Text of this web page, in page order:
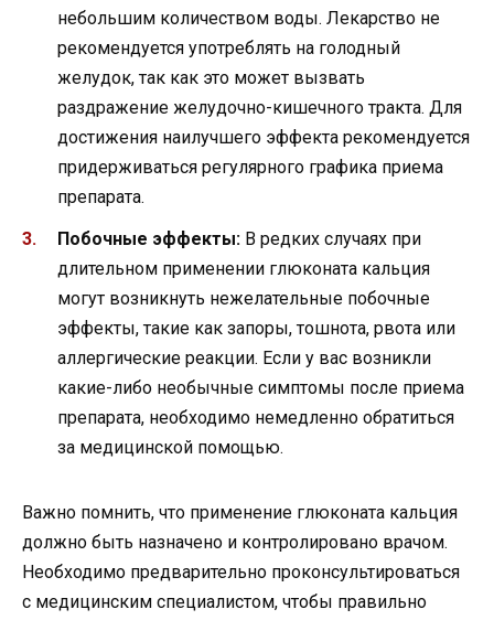
небольшим количеством воды. Лекарство не
рекомендуется употреблять на голодный
желудок, так как это может вызвать
раздражение желудочно-кишечного тракта. Для
достижения наилучшего эффекта рекомендуется
придерживаться регулярного графика приема
препарата.
Побочные эффекты: В редких случаях при
длительном применении глюконата кальция
могут возникнуть нежелательные побочные
эффекты, такие как запоры, тошнота, рвота или
аллергические реакции. Если у вас возникли
какие-либо необычные симптомы после приема
препарата, необходимо немедленно обратиться
за медицинской помощью.
Важно помнить, что применение глюконата кальция
должно быть назначено и контролировано врачом.
Необходимо предварительно проконсультироваться
с медицинским специалистом, чтобы правильно